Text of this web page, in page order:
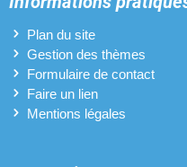
Plan du site
Gestion des thèmes
Formulaire de contact
Faire un lien
Mentions légales